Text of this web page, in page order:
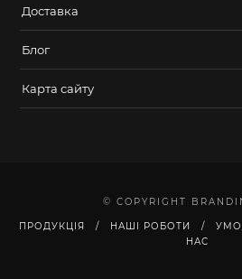
Доставка
Блог
Карта сайту
© COPYRIGHT
ПРОДУКЦІЯ НАШІ РОБОТИ
НАС